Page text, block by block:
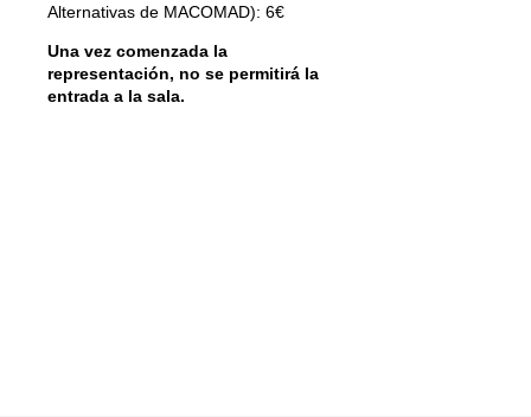
Alternativas de MACOMAD): 6€
Una vez comenzada la
representación, no se permitirá la
entrada a la sala.